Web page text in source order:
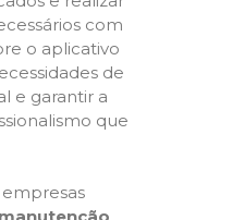
com
o aplicativo
de
e garantir a
que